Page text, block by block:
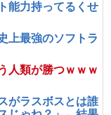
能力持ってるくせ
上最強のソフトラ
人類が勝つｗｗｗ
がラスボスとは誰